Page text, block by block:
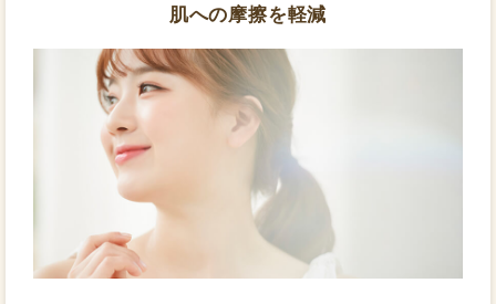
肌への摩擦を軽減